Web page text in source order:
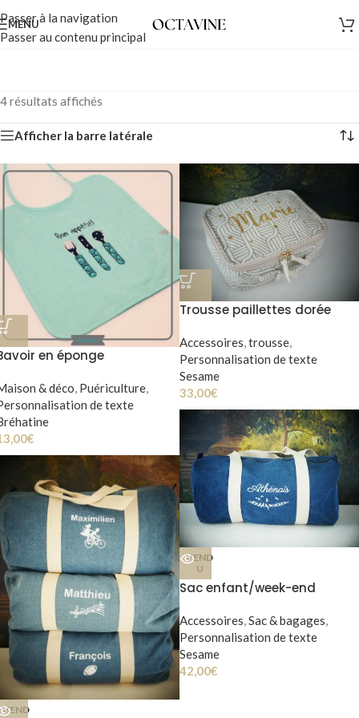
Passer à la navigation
Passer au contenu principal
MENU
4 résultats affichés
Afficher la barre latérale
en éponge
& déco, Puériculture,
de texte
€
Trousse paillettes dorée
Accessoires,trousse,
Personnalisation de texte
Sesame
33,00€
VEND
U
Sac enfant/week-end
Accessoires,Sac & bagages,
Personnalisation de texte
Sesame
42,00€
VEND